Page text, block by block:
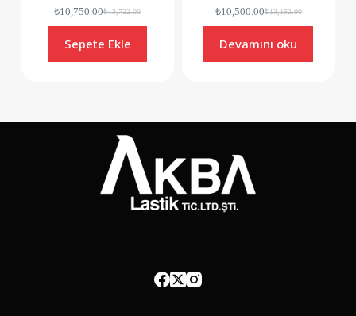
₺13,722.00
₺10,750.00
Sepete Ekle
₺13,152.00
₺10,500.00
Devamını oku